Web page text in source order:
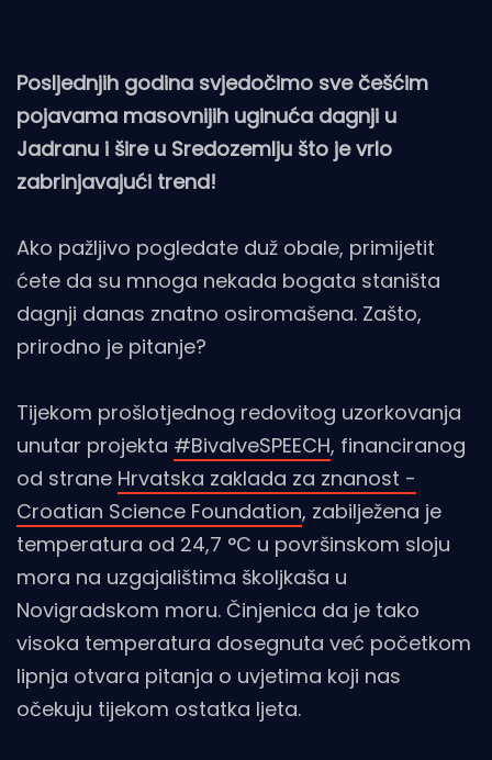
Posljednjih godina svjedočimo sve češćim
pojavama masovnijih uginuća dagnji u
Jadranu i šire u Sredozemlju što je vrlo
zabrinjavajući trend!
Ako pažljivo pogledate duž obale, primijetit
ćete da su mnoga nekada bogata staništa
dagnji danas znatno osiromašena. Zašto,
prirodno je pitanje?
Tijekom prošlotjednog redovitog uzorkovanja
unutar projekta #BivalveSPEECH, financiranog
od strane Hrvatska zaklada za znanost -
Croatian Science Foundation, zabilježena je
temperatura od 24,7 °C u površinskom sloju
mora na uzgajalištima školjkaša u
Novigradskom moru. Činjenica da je tako
visoka temperatura dosegnuta već početkom
lipnja otvara pitanja o uvjetima koji nas
očekuju tijekom ostatka ljeta.